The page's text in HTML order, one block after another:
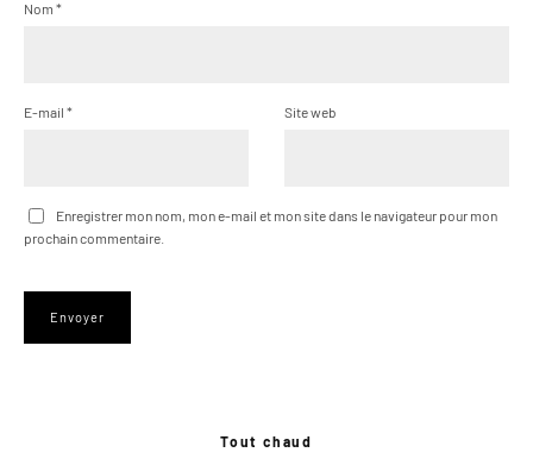
Nom *
E-mail * Site web
Enregistrer mon nom, mon e-mail et mon site dans le navigateur pour mon
prochain commentaire.
Tout chaud